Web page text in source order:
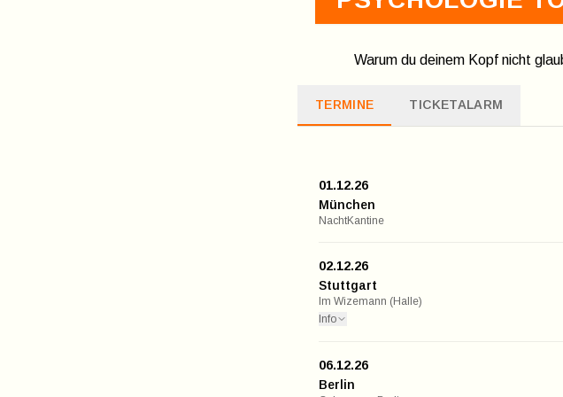
Warum du deinem Kopf nicht
TERMINE TICKETALARM
01.12.26
München
NachtKantine
02.12.26
Stuttgart
Im Wizemann (Halle)
Info
06.12.26
Berlin